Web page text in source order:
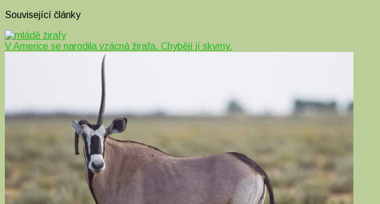
Související články
V Americe se narodila vzácná žirafa. Chybějí jí skvrny.